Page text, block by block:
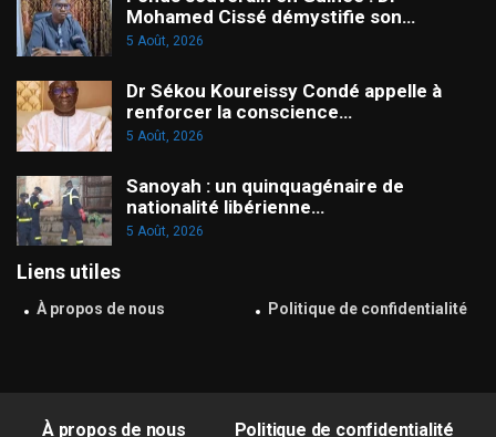
Mohamed Cissé démystifie son…
5 Août, 2026
Dr Sékou Koureissy Condé appelle à
renforcer la conscience…
5 Août, 2026
Sanoyah : un quinquagénaire de
nationalité libérienne…
5 Août, 2026
Liens utiles
À propos de nous Politique de confidentialité
À propos de nous Politique de confidentialité